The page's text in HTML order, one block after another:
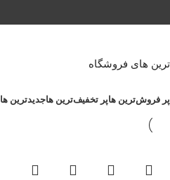
ترین های فروشگاه
پر فروش‌ترین هاپر تخفیف‌ترین هاجدیدترین ها